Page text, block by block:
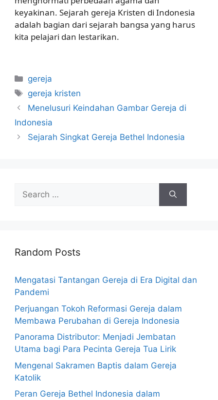
keyakinan. Sejarah gereja Kristen di Indonesia
adalah bagian dari sejarah bangsa yang harus
kita pelajari dan lestarikan.
Categories
gereja
Tags
gereja kristen
Menelusuri Keindahan Gambar Gereja di
Indonesia
Sejarah Singkat Gereja Bethel Indonesia
Search
for:
Random Posts
Mengatasi Tantangan Gereja di Era Digital dan
Pandemi
Perjuangan Tokoh Reformasi Gereja dalam
Membawa Perubahan di Gereja Indonesia
Panorama Distributor: Menjadi Jembatan
Utama bagi Para Pecinta Gereja Tua Lirik
Mengenal Sakramen Baptis dalam Gereja
Katolik
Peran Gereja Bethel Indonesia dalam